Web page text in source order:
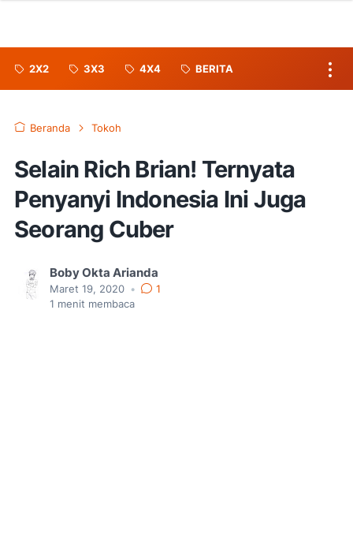
2X2 3X3 4X4 BERITA
Beranda Tokoh
Selain Rich Brian! Ternyata
Penyanyi Indonesia Ini Juga
Seorang Cuber
Boby Okta Arianda
Maret 19, 2020 •
1
1 menit membaca